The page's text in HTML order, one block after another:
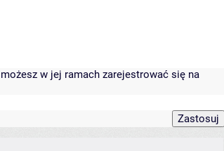
w jej ramach zarejestrować się na